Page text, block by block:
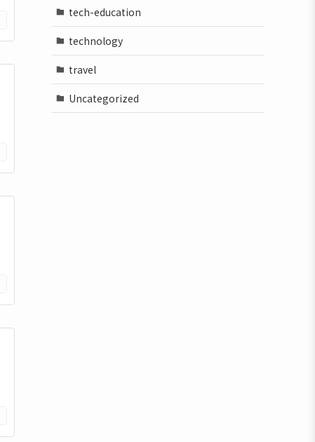
tech-education
technology
travel
Uncategorized